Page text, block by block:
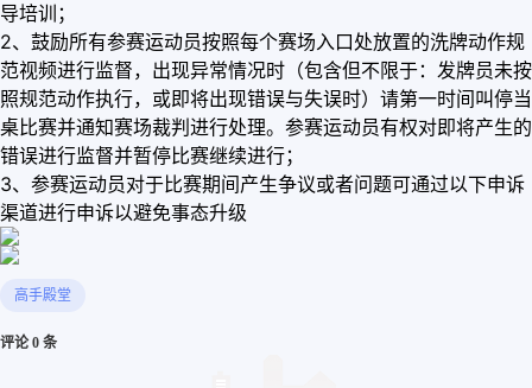
导培训；
2、鼓励所有参赛运动员按照每个赛场入口处放置的洗牌动作规
范视频进行监督，出现异常情况时（包含但不限于：发牌员未按
照规范动作执行，或即将出现错误与失误时）请第一时间叫停当
桌比赛并通知赛场裁判进行处理。参赛运动员有权对即将产生的
错误进行监督并暂停比赛继续进行；
3、参赛运动员对于比赛期间产生争议或者问题可通过以下申诉
渠道进行申诉以避免事态升级
高手殿堂
评论 0 条